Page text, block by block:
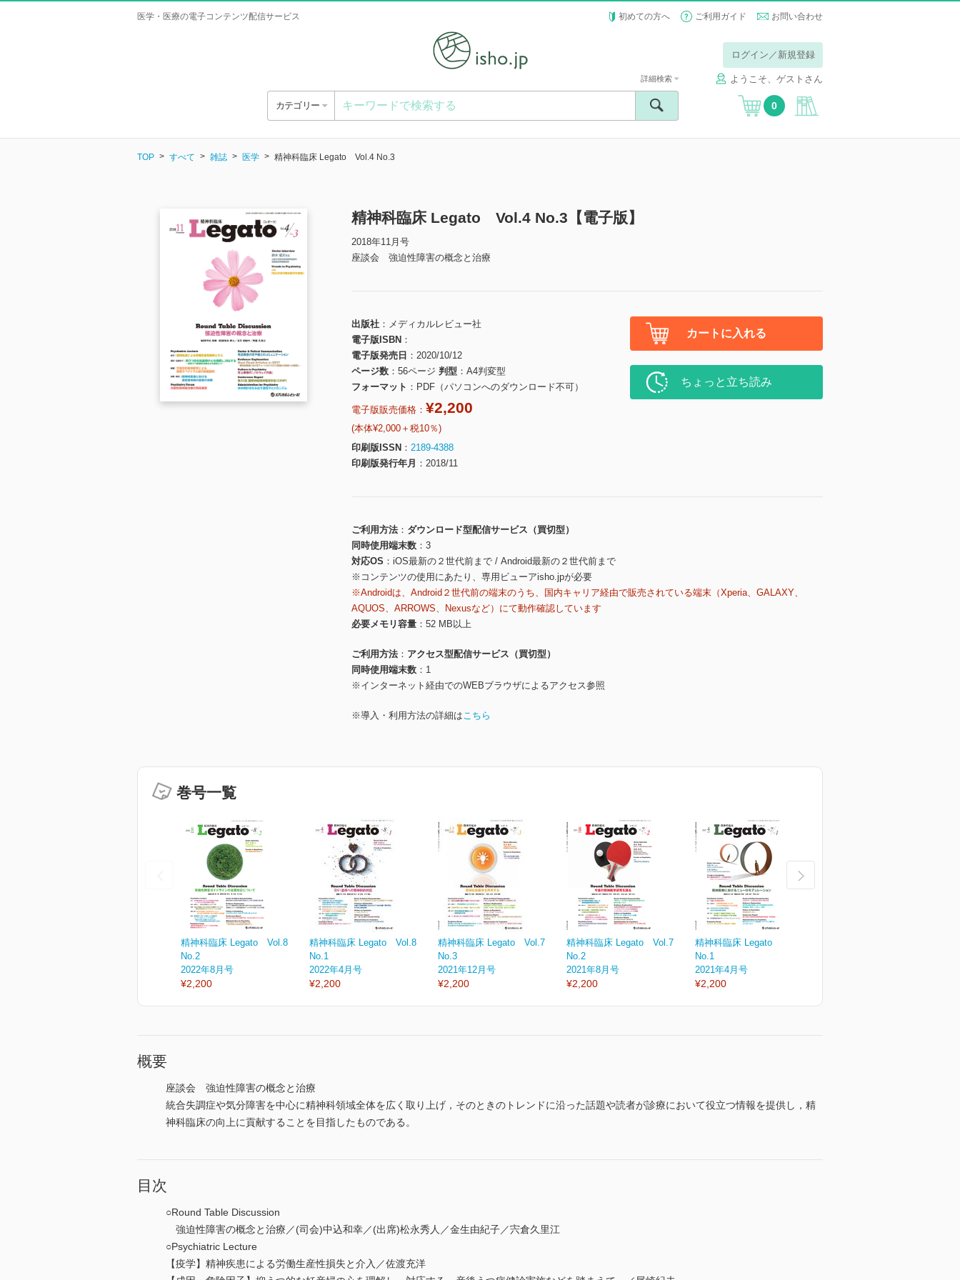
医学・医療の電子コンテンツ配信サービス 初めての方へ ご利用ガイド お問い合わせ
ログイン／新規登録
ようこそ、ゲストさん
カテゴリー
詳細検索
0
TOP すべて 雑誌 医学 精神科臨床 Legato Vol.4 No.3
精神科臨床 Legato Vol.4 No.3【電子版】
2018年11月号
座談会 強迫性障害の概念と治療
出版社
メディカルレビュー社
電子版ISBN
電子版発売日
2020/10/12
ページ数
56ページ 判型
A4判変型
フォーマット
PDF（パソコンへのダウンロード不可）
電子版販売価格： ¥2,200
(本体¥2,000＋税10％)
印刷版ISSN
2189-4388
印刷版発行年月
2018/11
カートに入れる
ちょっと立ち読み
ご利用方法
ダウンロード型配信サービス（買切型）
同時使用端末数
3
対応OS
iOS最新の２世代前まで / Android最新の２世代前まで
※コンテンツの使用にあたり、専用ビューアisho.jpが必要
※Androidは、Android２世代前の端末のうち、国内キャリア経由で販売されている端末（Xperia、GALAXY、
AQUOS、ARROWS、Nexusなど）にて動作確認しています
必要メモリ容量
52 MB以上
ご利用方法
アクセス型配信サービス（買切型）
同時使用端末数
1
※インターネット経由でのWEBブラウザによるアクセス参照
※導入・利用方法の詳細はこちら
巻号一覧
精神科臨床 Legato Vol.8
No.2
2022年8月号
¥2,200
精神科臨床 Legato Vol.8
No.1
2022年4月号
¥2,200
精神科臨床 Legato Vol.7
No.3
2021年12月号
¥2,200
精神科臨床 Legato Vol.7
No.2
2021年8月号
¥2,200
精神科臨床 Legato Vol.7
No.1
2021年4月号
¥2,200
概要
座談会 強迫性障害の概念と治療
統合失調症や気分障害を中心に精神科領域全体を広く取り上げ，そのときのトレンドに沿った話題や読者が診療において役立つ情報を提供し，精
神科臨床の向上に貢献することを目指したものである。
目次
○Round Table Discussion
強迫性障害の概念と治療／(司会)中込和幸／(出席)松永秀人／金生由紀子／宍倉久里江
○Psychiatric Lecture
【疫学】精神疾患による労働生産性損失と介入／佐渡充洋